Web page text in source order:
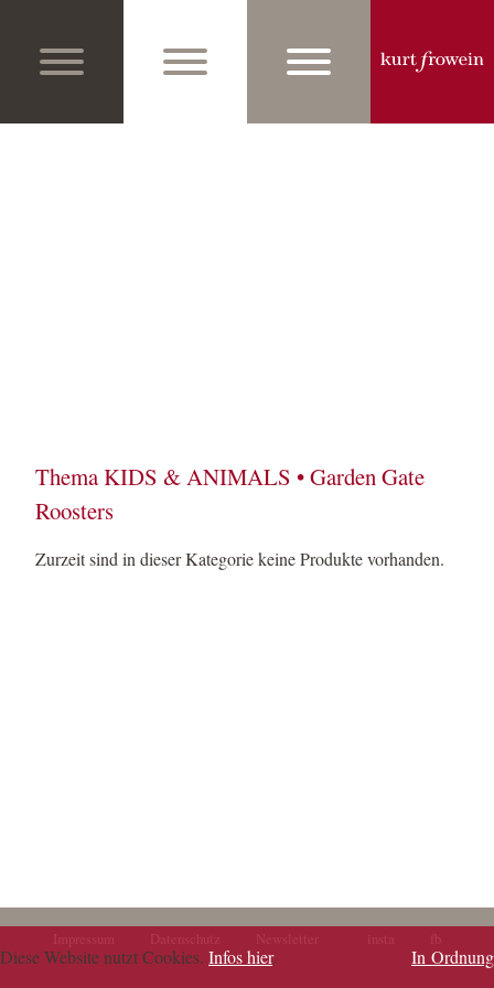
Thema KIDS & ANIMALS • Garden Gate
Roosters
Zurzeit sind in dieser Kategorie keine Produkte vorhanden.
Navigation
Impressum Datenschutz Newsletter
Navigation
insta fb
Diese Website nutzt Cookies. Infos hier. In Ordnung